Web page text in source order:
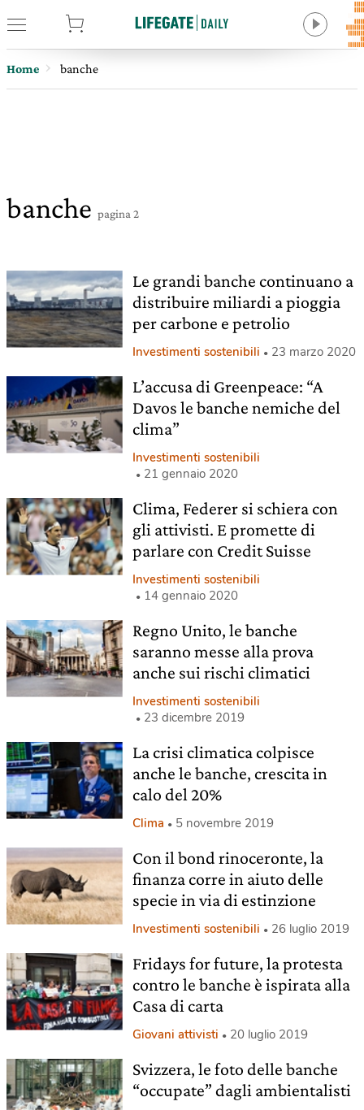
Home banche
banche pagina 2
Le grandi banche continuano a
distribuire miliardi a pioggia
per carbone e petrolio
Investimenti sostenibili 23 marzo 2020
L’accusa di Greenpeace: “A
Davos le banche nemiche del
clima”
Investimenti sostenibili
21 gennaio 2020
Clima, Federer si schiera con
gli attivisti. E promette di
parlare con Credit Suisse
Investimenti sostenibili
14 gennaio 2020
Regno Unito, le banche
saranno messe alla prova
anche sui rischi climatici
Investimenti sostenibili
23 dicembre 2019
La crisi climatica colpisce
anche le banche, crescita in
calo del 20%
Clima 5 novembre 2019
Con il bond rinoceronte, la
finanza corre in aiuto delle
specie in via di estinzione
Investimenti sostenibili 26 luglio 2019
Fridays for future, la protesta
contro le banche è ispirata alla
Casa di carta
Giovani attivisti 20 luglio 2019
Svizzera, le foto delle banche
“occupate” dagli ambientalisti